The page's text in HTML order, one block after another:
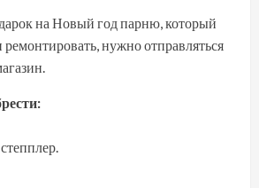
на Новый год парню, который
нужно отправляться